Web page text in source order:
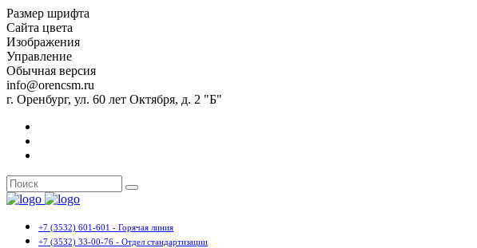
Размер шрифта
Сайта цвета
Изображения
Управление
Обычная версия
info@orencsm.ru
г. Оренбург, ул. 60 лет Октября, д. 2 "Б"
+7 (3532) 601-601 - Горячая линия
+7 (3532) 33-00-76 - Отдел стандартизации